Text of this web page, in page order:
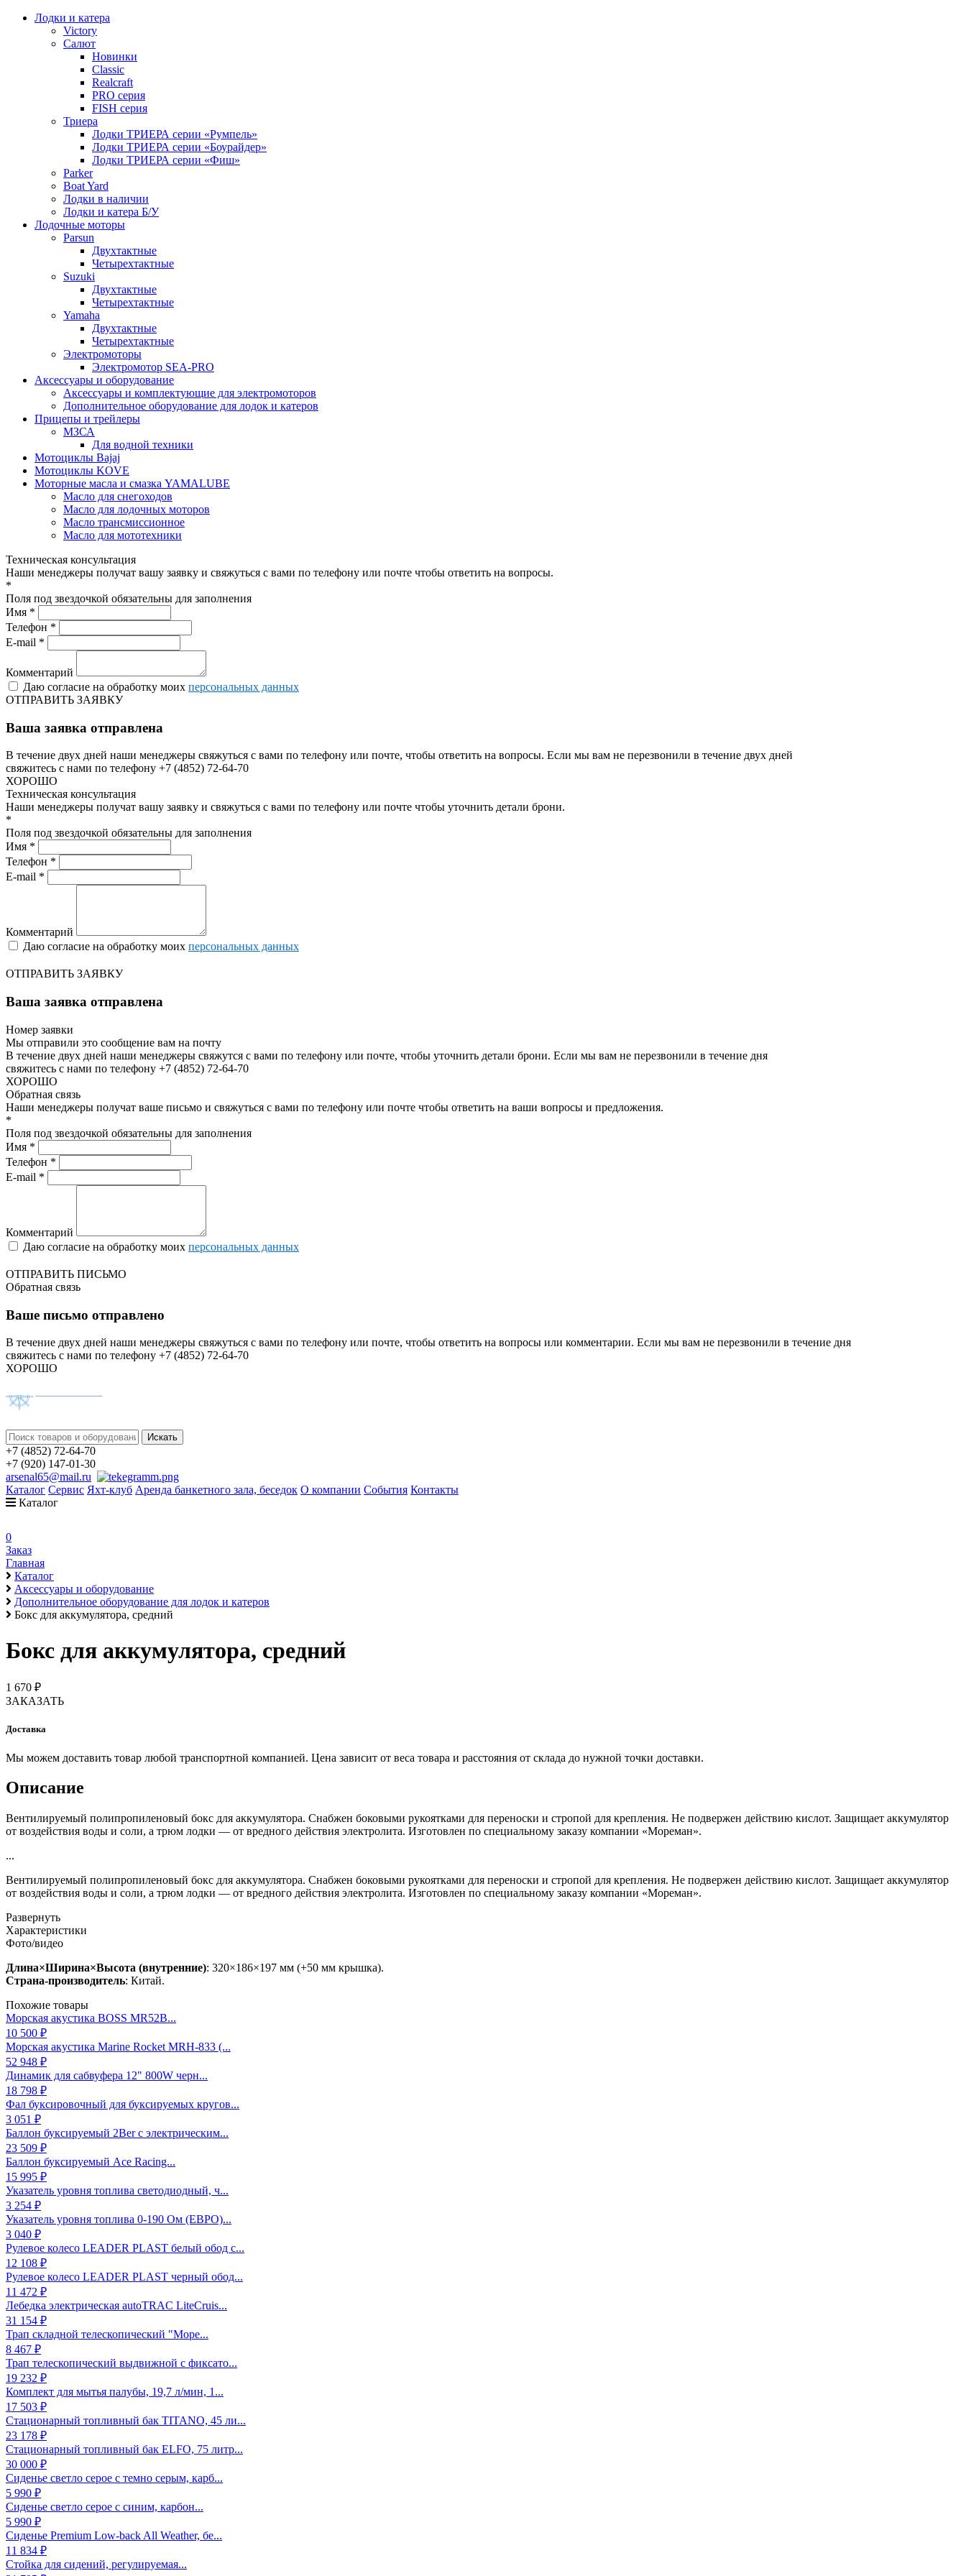
Лодки и катера
Victory
Салют
Новинки
Classic
Realcraft
PRO серия
FISH серия
Триера
Лодки ТРИЕРА серии «Румпель»
Лодки ТРИЕРА серии «Боурайдер»
Лодки ТРИЕРА серии «Фиш»
Parker
Boat Yard
Лодки в наличии
Лодки и катера Б/У
Лодочные моторы
Parsun
Двухтактные
Четырехтактные
Suzuki
Двухтактные
Четырехтактные
Yamaha
Двухтактные
Четырехтактные
Электромоторы
Электромотор SEA-PRO
Аксессуары и оборудование
Аксессуары и комплектующие для электромоторов
Дополнительное оборудование для лодок и катеров
Прицепы и трейлеры
МЗСА
Для водной техники
Мотоциклы Bajaj
Мотоциклы KOVE
Моторные масла и смазка YAMALUBE
Масло для снегоходов
Масло для лодочных моторов
Масло трансмиссионное
Масло для мототехники
Техническая консультация
Наши менеджеры получат вашу заявку и свяжуться с вами по телефону или почте чтобы ответить на вопросы.
*
Поля под звездочкой обязательны для заполнения
Имя *
Телефон *
E-mail *
Комментарий
Даю согласие на обработку моих персональных данных
ОТПРАВИТЬ ЗАЯВКУ
Ваша заявка отправлена
В течение двух дней наши менеджеры свяжуться с вами по телефону или почте, чтобы ответить на вопросы. Если мы вам не перезвонили в течение двух дней
свяжитесь с нами по телефону +7 (4852) 72-64-70
ХОРОШО
Техническая консультация
Наши менеджеры получат вашу заявку и свяжуться с вами по телефону или почте чтобы уточнить детали брони.
*
Поля под звездочкой обязательны для заполнения
Имя *
Телефон *
E-mail *
Комментарий
Даю согласие на обработку моих персональных данных
ОТПРАВИТЬ ЗАЯВКУ
Ваша заявка отправлена
Номер заявки
Мы отправили это сообщение вам на почту
В течение двух дней наши менеджеры свяжутся с вами по телефону или почте, чтобы уточнить детали брони. Если мы вам не перезвонили в течение дня
свяжитесь с нами по телефону +7 (4852) 72-64-70
ХОРОШО
Обратная связь
Наши менеджеры получат ваше письмо и свяжуться с вами по телефону или почте чтобы ответить на ваши вопросы и предложения.
*
Поля под звездочкой обязательны для заполнения
Имя *
Телефон *
E-mail *
Комментарий
Даю согласие на обработку моих персональных данных
ОТПРАВИТЬ ПИСЬМО
Обратная связь
Ваше письмо отправлено
В течение двух дней наши менеджеры свяжуться с вами по телефону или почте, чтобы ответить на вопросы или комментарии. Если мы вам не перезвонили в течение дня
свяжитесь с нами по телефону +7 (4852) 72-64-70
ХОРОШО
+7 (4852) 72-64-70
+7 (920) 147-01-30
arsenal65@mail.ru
Каталог Сервис Яхт-клуб Аренда банкетного зала, беседок О компании События Контакты
Каталог
0
Заказ
Главная
Каталог
Аксессуары и оборудование
Дополнительное оборудование для лодок и катеров
Бокс для аккумулятора, средний
Бокс для аккумулятора, средний
1 670 ₽
ЗАКАЗАТЬ
Доставка
Мы можем доставить товар любой транспортной компанией. Цена зависит от веса товара и расстояния от склада до нужной точки доставки.
Описание
Вентилируемый полипропиленовый бокс для аккумулятора. Снабжен боковыми рукоятками для переноски и стропой для крепления. Не подвержен действию кислот. Защищает аккумулятор
от воздействия воды и соли, а трюм лодки — от вредного действия электролита. Изготовлен по специальному заказу компании «Мореман».
...
Вентилируемый полипропиленовый бокс для аккумулятора. Снабжен боковыми рукоятками для переноски и стропой для крепления. Не подвержен действию кислот. Защищает аккумулятор
от воздействия воды и соли, а трюм лодки — от вредного действия электролита. Изготовлен по специальному заказу компании «Мореман».
Развернуть
Характеристики
Фото/видео
Длина×Ширина×Высота (внутренние): 320×186×197 мм (+50 мм крышка).
Страна-производитель: Китай.
Похожие товары
Морская акустика BOSS MR52B...
10 500 ₽
Морская акустика Marine Rocket MRH-833 (...
52 948 ₽
Динамик для сабвуфера 12" 800W черн...
18 798 ₽
Фал буксировочный для буксируемых кругов...
3 051 ₽
Баллон буксируемый 2Ber с электрическим...
23 509 ₽
Баллон буксируемый Ace Racing...
15 995 ₽
Указатель уровня топлива светодиодный, ч...
3 254 ₽
Указатель уровня топлива 0-190 Ом (ЕВРО)...
3 040 ₽
Рулевое колесо LEADER PLAST белый обод с...
12 108 ₽
Рулевое колесо LEADER PLAST черный обод...
11 472 ₽
Лебедка электрическая autoTRAC LiteCruis...
31 154 ₽
Трап складной телескопический "Море...
8 467 ₽
Трап телескопический выдвижной с фиксато...
19 232 ₽
Комплект для мытья палубы, 19,7 л/мин, 1...
17 503 ₽
Стационарный топливный бак TITANO, 45 ли...
23 178 ₽
Стационарный топливный бак ELFO, 75 литр...
30 000 ₽
Сиденье светло серое с темно серым, карб...
5 990 ₽
Сиденье светло серое с синим, карбон...
5 990 ₽
Сиденье Premium Low-back All Weather, бе...
11 834 ₽
Стойка для сидений, регулируемая...